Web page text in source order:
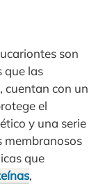
son
que las
cuentan con un
el
y una serie
membranosos
que
,